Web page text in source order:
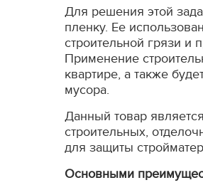
Для решения этой
пленку. Ее
строительной грязи и
Применение
квартире, а также
мусора.
Данный товар
строительных,
для защиты
Основными